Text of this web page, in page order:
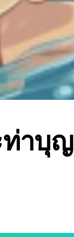
ท่าบุญ